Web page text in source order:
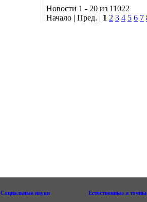
Новости 1 - 20 из 11022
Начало | Пред. | 1 2 3 4 5 6 7
Социальные науки Естественные и